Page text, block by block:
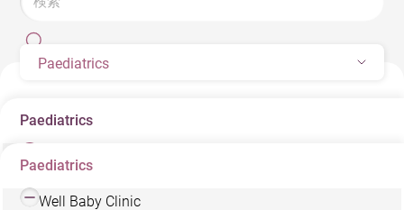
Paediatrics
Paediatrics
Paediatrics
Pediatric Sleep Therapy Service
Well Baby Clinic